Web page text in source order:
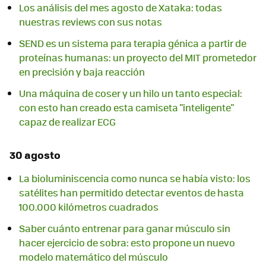
Los análisis del mes agosto de Xataka: todas
nuestras reviews con sus notas
SEND es un sistema para terapia génica a partir de
proteínas humanas: un proyecto del MIT prometedor
en precisión y baja reacción
Una máquina de coser y un hilo un tanto especial:
con esto han creado esta camiseta "inteligente"
capaz de realizar ECG
30 agosto
La bioluminiscencia como nunca se había visto: los
satélites han permitido detectar eventos de hasta
100.000 kilómetros cuadrados
Saber cuánto entrenar para ganar músculo sin
hacer ejercicio de sobra: esto propone un nuevo
modelo matemático del músculo